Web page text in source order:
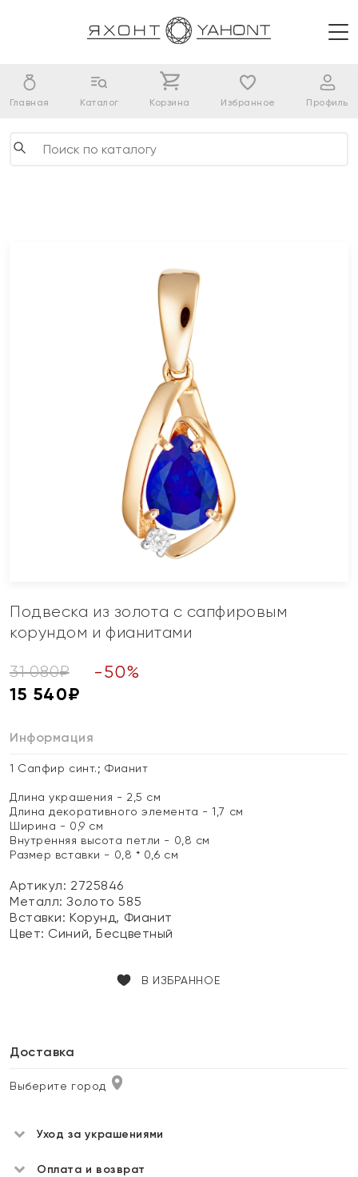
Главная Каталог Корзина Избранное Профиль
Подвеска из золота с сапфировым
корундом и фианитами
31 080₽ -50%
15 540₽
Информация
1 Сапфир синт.; Фианит
Длина украшения - 2,5 см
Длина декоративного элемента - 1,7 см
Ширина - 0,9 см
Внутренняя высота петли - 0,8 см
Размер вставки - 0,8 * 0,6 см
Артикул: 2725846
Металл:Золото 585
Вставки:Корунд, Фианит
Цвет: Синий, Бесцветный
В ИЗБРАННОЕ
Доставка
Выберите город
Уход за украшениями
Оплата и возврат